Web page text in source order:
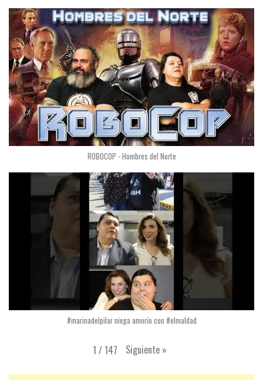
ROBOCOP - Hombres del Norte
#marinadelpilar niega amorío con #elmaldad
1 /147 Siguiente »